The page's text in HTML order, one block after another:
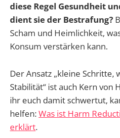
diese Regel Gesundheit
dient sie der Bestrafung?
Scham und Heimlichkeit,
Konsum verstärken kann.
Der Ansatz „kleine Schritte,
Stabilität“ ist auch Kern von
ihr euch damit schwertut,
helfen:Was ist Harm
erklärt.